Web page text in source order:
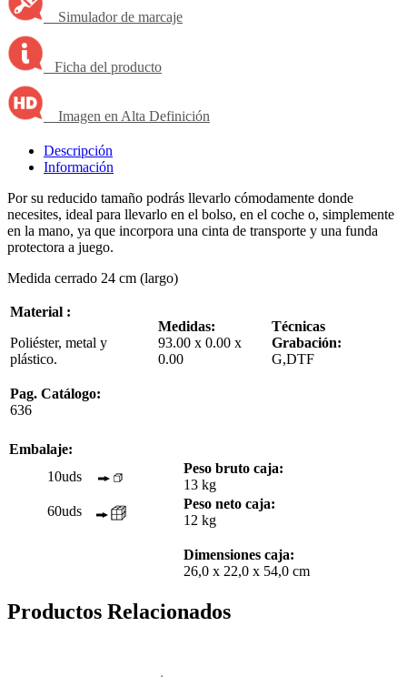
Simulador de marcaje
Ficha del producto
Imagen en Alta Definición
Descripción
Información
Por su reducido tamaño podrás llevarlo cómodamente donde
necesites, ideal para llevarlo en el bolso, en el coche o, simplemente
en la mano, ya que incorpora una cinta de transporte y una funda
protectora a juego.
Medida cerrado 24 cm (largo)
Material :
Poliéster, metal y
plástico.
Medidas:
93.00 x 0.00 x
0.00
Técnicas
Grabación:
G,DTF
Pag. Catálogo:
636
Embalaje:
10uds
Peso bruto caja:
13 kg
60uds
Peso neto caja:
12 kg
Dimensiones caja:
26,0 x 22,0 x 54,0 cm
Productos Relacionados